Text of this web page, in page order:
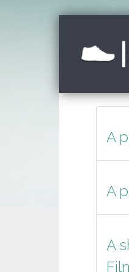
A
A
A